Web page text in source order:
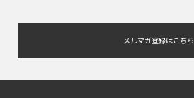
メルマガ登録はこちら